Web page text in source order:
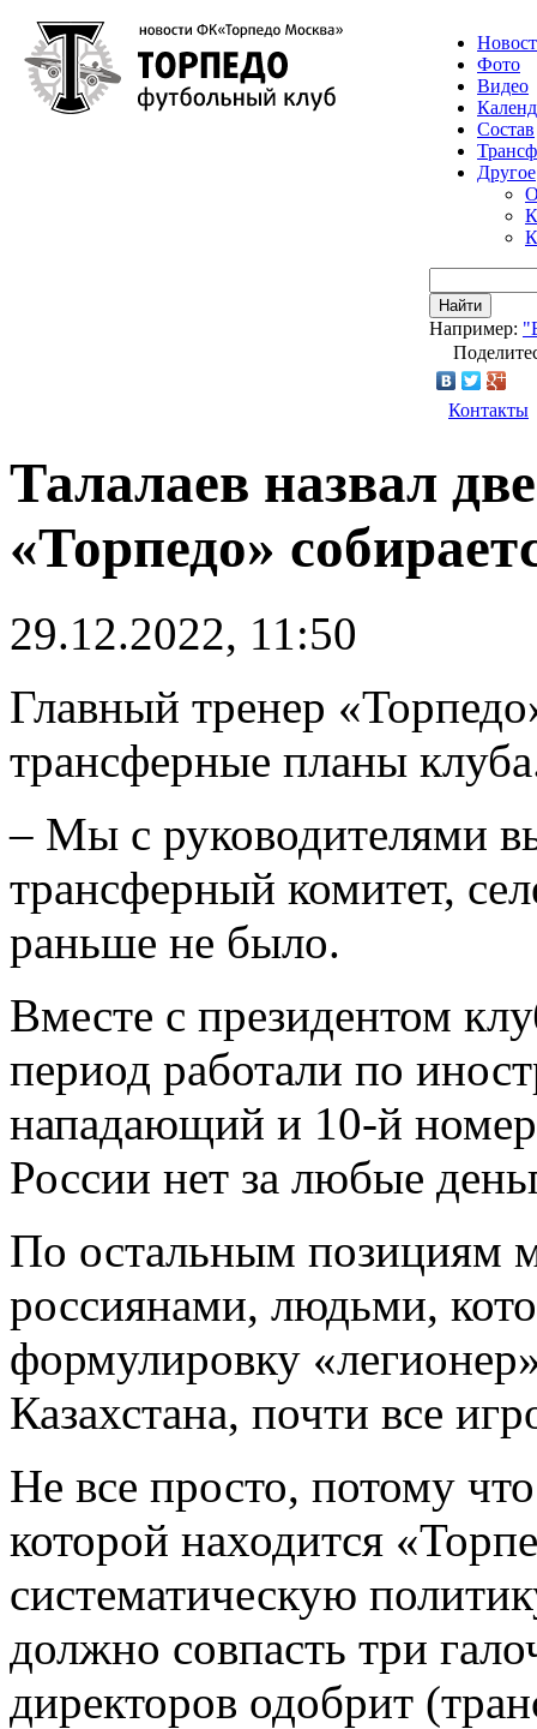
Фото
Видео
Состав
Другое
Найти
Например:
Контакты
Талалаев назвал
«Торпедо»
29.12.2022, 11:50
Главный тренер
трансферные планы
– Мы с руководителями
трансферный комитет,
раньше не было.
Вместе с президентом
период работали по
нападающий и 10‑й
России нет за любые
По остальным позициям
россиянами, людьми,
формулировку
Казахстана, почти все
Не все просто, потому
которой находится
систематическую
должно совпасть три
директоров одобрит